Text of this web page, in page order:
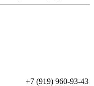
+7 (919) 960-93-43